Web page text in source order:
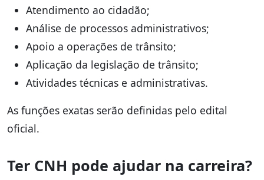
Atendimento ao cidadão;
Análise de processos administrativos;
Apoio a operações de trânsito;
Aplicação da legislação de trânsito;
Atividades técnicas e administrativas.
As funções exatas serão definidas pelo edital
oficial.
Ter CNH pode ajudar na carreira?